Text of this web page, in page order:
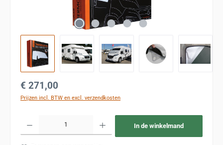
Normale prijs:
€ 271,00
Prijzen incl. BTW en excl. verzendkosten
In de winkelmand